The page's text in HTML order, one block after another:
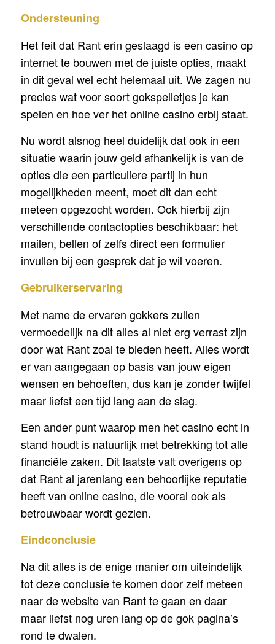
Ondersteuning
Het feit dat Rant erin geslaagd is een casino op
internet te bouwen met de juiste opties, maakt
in dit geval wel echt helemaal uit. We zagen nu
precies wat voor soort gokspelletjes je kan
spelen en hoe ver het online casino erbij staat.
Nu wordt alsnog heel duidelijk dat ook in een
situatie waarin jouw geld afhankelijk is van de
opties die een particuliere partij in hun
mogelijkheden meent, moet dit dan echt
meteen opgezocht worden. Ook hierbij zijn
verschillende contactopties beschikbaar: het
mailen, bellen of zelfs direct een formulier
invullen bij een gesprek dat je wil voeren.
Gebruikerservaring
Met name de ervaren gokkers zullen
vermoedelijk na dit alles al niet erg verrast zijn
door wat Rant zoal te bieden heeft. Alles wordt
er van aangegaan op basis van jouw eigen
wensen en behoeften, dus kan je zonder twijfel
maar liefst een tijd lang aan de slag.
Een ander punt waarop men het casino echt in
stand houdt is natuurlijk met betrekking tot alle
financiële zaken. Dit laatste valt overigens op
dat Rant al jarenlang een behoorlijke reputatie
heeft van online casino, die vooral ook als
betrouwbaar wordt gezien.
Eindconclusie
Na dit alles is de enige manier om uiteindelijk
tot deze conclusie te komen door zelf meteen
naar de website van Rant te gaan en daar
maar liefst nog uren lang op de gok pagina’s
rond te dwalen.